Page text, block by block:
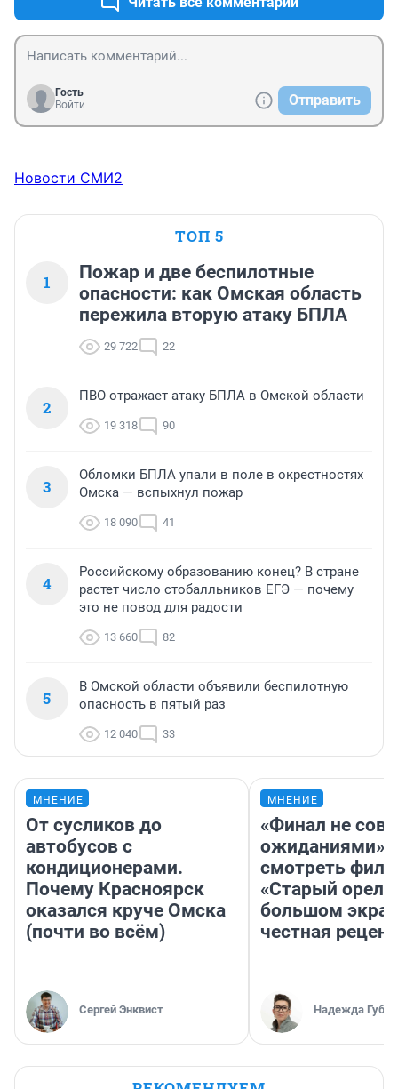
Гость
Войти
Отправить
Новости СМИ2
ТОП 5
1
Пожар и две беспилотные
опасности: как Омская область
пережила вторую атаку БПЛА
29 722 22
2
ПВО отражает атаку БПЛА в Омской области
19 318 90
3
Обломки БПЛА упали в поле в окрестностях
Омска — вспыхнул пожар
18 090 41
4
Российскому образованию конец? В стране
растет число стобалльников ЕГЭ — почему
это не повод для радости
13 660 82
5
В Омской области объявили беспилотную
опасность в пятый раз
12 040 33
МНЕНИЕ
От сусликов до
автобусов с
кондиционерами.
Почему Красноярск
оказался круче Омска
(почти во всём)
Сергей Энквист
МНЕНИЕ
«Финал не
ожиданиями»:
смотреть
«Старый орел»
большом
честная
Надежда